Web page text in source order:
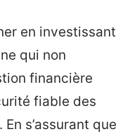
en investissant
qui non
financière
fiable des
s’assurant que